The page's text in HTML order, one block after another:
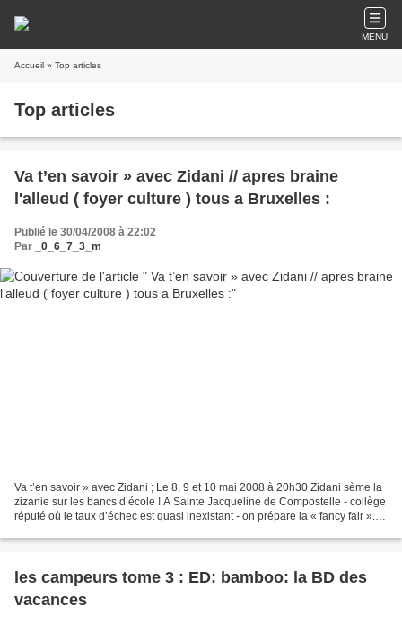
MENU
Accueil » Top articles
Top articles
Va t’en savoir » avec Zidani // apres braine
l'alleud ( foyer culture ) tous a Bruxelles :
Publié le 30/04/2008 à 22:02
Par
_0_6_7_3_m
Va t’en savoir » avec Zidani ; Le 8, 9 et 10 mai 2008 à 20h30 Zidani sème la
zizanie sur les bancs d’école ! A Sainte Jacqueline de Compostelle - collège
réputé où le taux d’échec est quasi inexistant - on prépare la « fancy fair ».
les campeurs tome 3 : ED: bamboo: la BD des
vacances